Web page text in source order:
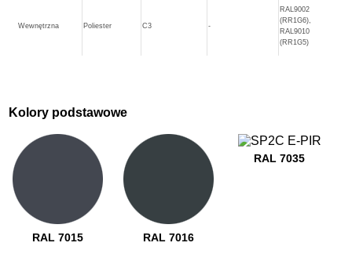
Wewnętrzna Poliester C3 -
RAL9002
(RR1G6),
RAL9010
(RR1G5)
Kolory podstawowe
RAL 7015 RAL 7016
RAL 7035